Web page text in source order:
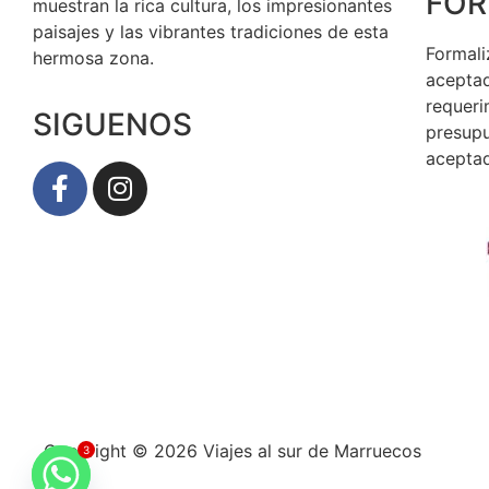
muestran la rica cultura, los impresionantes
paisajes y las vibrantes tradiciones de esta
hermosa zona.
SIGUENOS
Copyright © 2026 Viajes al sur de Marruecos
3